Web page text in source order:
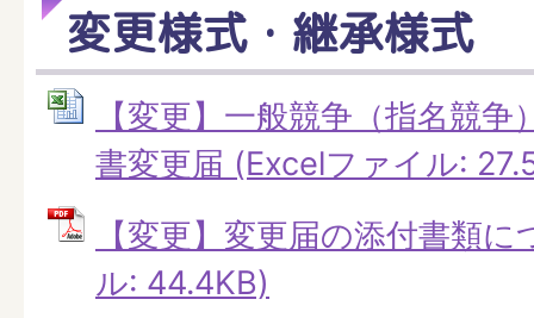
変更様式・継承様式
【変更】一般競争（指名競
書変更届 (Excelファイル:
【変更】変更届の添付書類
ル: 44.4KB)